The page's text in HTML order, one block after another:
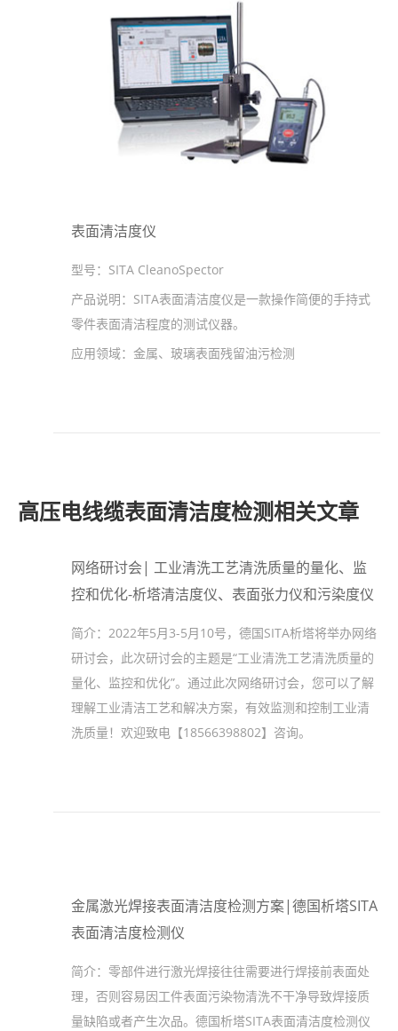
表面清洁度仪
型号： SITA CleanoSpector
产品说明： SITA表面清洁度仪是一款操作简便的手持式
零件表面清洁程度的测试仪器。
应用领域： 金属、玻璃表面残留油污检测
高压电线缆表面清洁度检测相关文章
网络研讨会| 工业清洗工艺清洗质量的量化、监
控和优化-析塔清洁度仪、表面张力仪和污染度仪
简介： 2022年5月3-5月10号，德国SITA析塔将举办网络
研讨会，此次研讨会的主题是“工业清洗工艺清洗质量的
量化、监控和优化”。通过此次网络研讨会，您可以了解
理解工业清洁工艺和解决方案，有效监测和控制工业清
洗质量！欢迎致电【18566398802】咨询。
金属激光焊接表面清洁度检测方案|德国析塔SITA
表面清洁度检测仪
简介： 零部件进行激光焊接往往需要进行焊接前表面处
理，否则容易因工件表面污染物清洗不干净导致焊接质
量缺陷或者产生次品。德国析塔SITA表面清洁度检测仪